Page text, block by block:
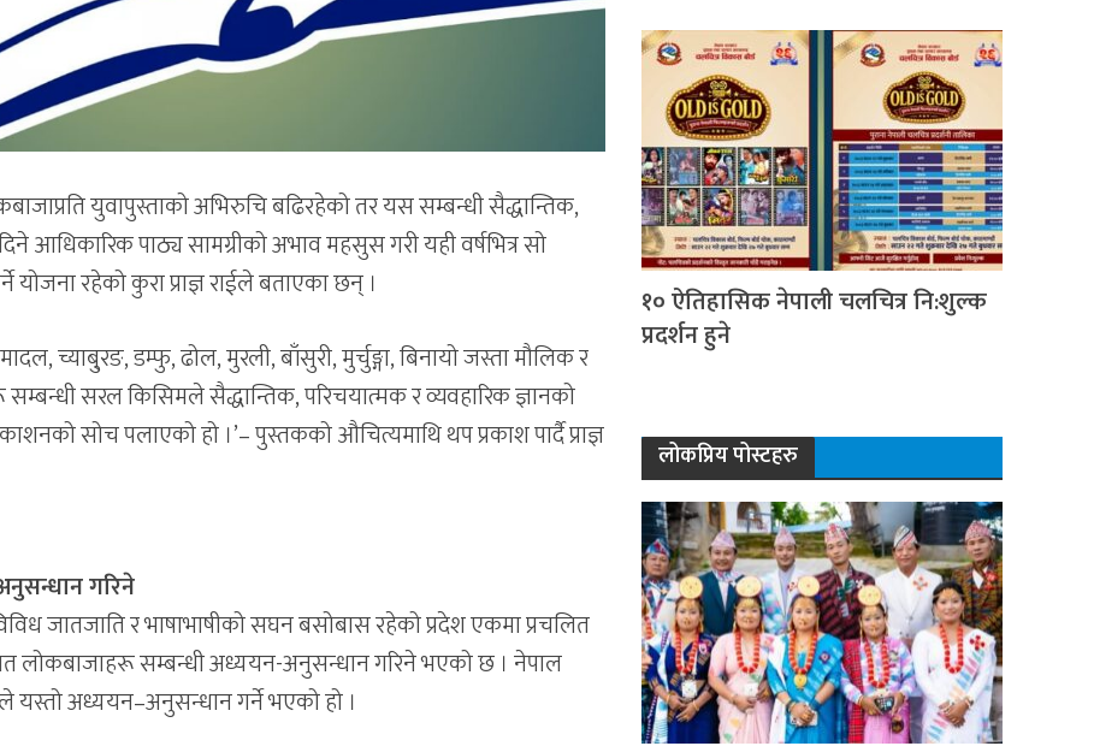
युवापुस्ताको अभिरुचि बढिरहेको तर यस सम्बन्धी सैद्धान्तिक,
आधिकारिक पाठ्य सामग्रीको अभाव महसुस गरी यही वर्षभित्र सो
योजना रहेको कुरा प्राज्ञ राईले बताएका छन् ।
च्याबु्रङ, डम्फु, ढोल, मुरली, बाँसुरी, मुर्चुङ्गा, बिनायो जस्ता मौलिक र
सरल किसिमले सैद्धान्तिक, परिचयात्मक र व्यवहारिक ज्ञानको
सोच पलाएको हो ।’– पुस्तकको औचित्यमाथि थप प्रकाश पार्दै प्राज्ञ
गरिने
जातजाति र भाषाभाषीको सघन बसोबास रहेको प्रदेश एकमा प्रचलित
लोकबाजाहरू सम्बन्धी अध्ययन-अनुसन्धान गरिने भएको छ । नेपाल
यस्तो अध्ययन–अनुसन्धान गर्ने भएको हो ।
१० ऐतिहासिक नेपाली चलचित्र नि:शुल्क
प्रदर्शन हुने
लोकप्रिय पोस्टहरु